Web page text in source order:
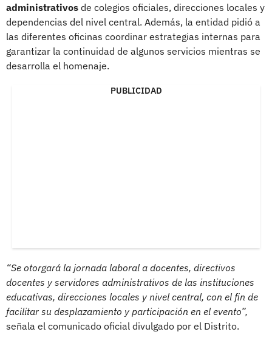
administrativos de colegios oficiales, direcciones locales y
dependencias del nivel central. Además, la entidad pidió a
las diferentes oficinas coordinar estrategias internas para
garantizar la continuidad de algunos servicios mientras se
desarrolla el homenaje.
PUBLICIDAD
“Se otorgará la jornada laboral a docentes, directivos
docentes y servidores administrativos de las instituciones
educativas, direcciones locales y nivel central, con el fin de
facilitar su desplazamiento y participación en el evento”,
señala el comunicado oficial divulgado por el Distrito.